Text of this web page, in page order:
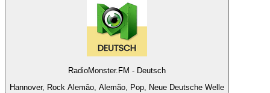
RadioMonster.FM - Deutsch
Hannover, Rock Alemão, Alemão, Pop, Neue Deutsche Welle